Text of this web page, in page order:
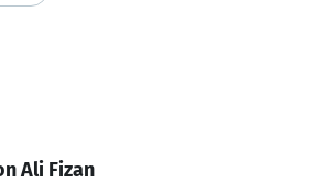
Ali Fizan